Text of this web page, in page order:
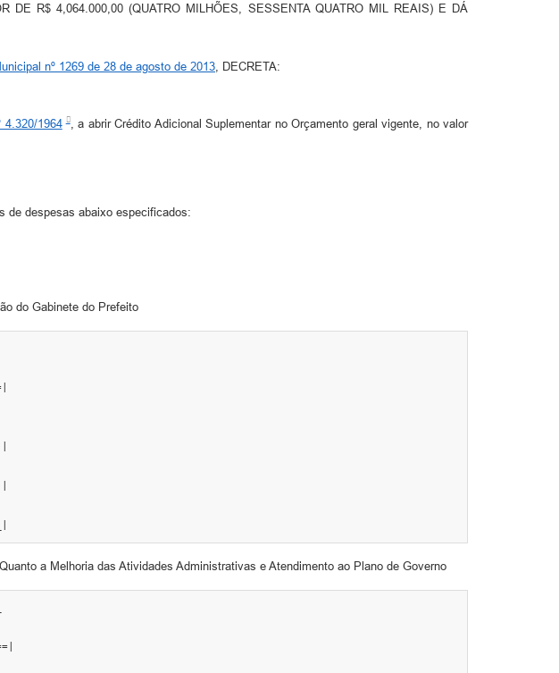
DE R$ 4,064.000,00 (QUATRO MILHÕES, SESSENTA QUATRO MIL REAIS) E DÁ
nº 1269 de 28 de agosto de 2013 , DECRETA:
4.320/1964 , a abrir Crédito Adicional Suplementar no Orçamento geral vigente, no valor
de despesas abaixo especificados:
do Gabinete do Prefeito
a Melhoria das Atividades Administrativas e Atendimento ao Plano de Governo